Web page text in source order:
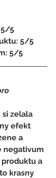
5/5
5/5
5/5
si zelala
efekt
a
negativum
produktu a
krasny